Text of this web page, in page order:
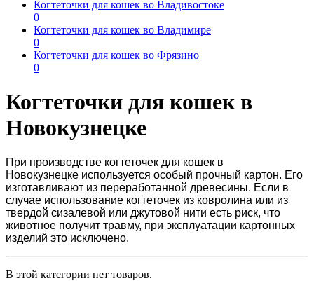
Когтеточки для кошек во Владивостоке
0
Когтеточки для кошек во Владимире
0
Когтеточки для кошек во Фрязино
0
Когтеточки для кошек в
Новокузнецке
При производстве когтеточек для кошек в
Новокузнецке используется особый прочный картон. Его
изготавливают из переработанной древесины. Если в
случае использование когтеточек из ковролина или из
твердой сизалевой или джутовой нити есть риск, что
животное получит травму, при эксплуатации картонных
изделий это исключено.
В этой категории нет товаров.